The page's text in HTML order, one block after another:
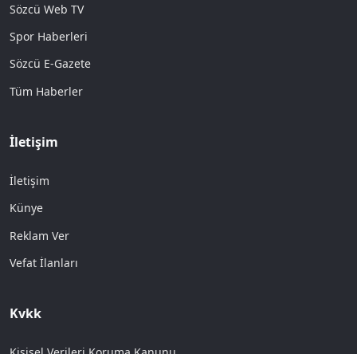
Sözcü Web TV
Spor Haberleri
Sözcü E-Gazete
Tüm Haberler
İletişim
İletişim
Künye
Reklam Ver
Vefat İlanları
Kvkk